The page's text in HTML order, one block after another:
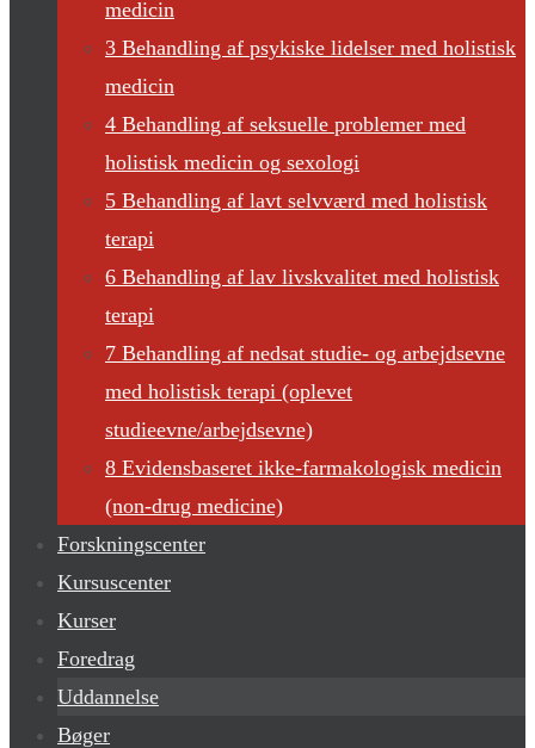
medicin
3 Behandling af psykiske lidelser med holistisk
medicin
4 Behandling af seksuelle problemer med
holistisk medicin og sexologi
5 Behandling af lavt selvværd med holistisk
terapi
6 Behandling af lav livskvalitet med holistisk
terapi
7 Behandling af nedsat studie- og arbejdsevne
med holistisk terapi (oplevet
studieevne/arbejdsevne)
8 Evidensbaseret ikke-farmakologisk medicin
(non-drug medicine)
Forskningscenter
Kursuscenter
Kurser
Foredrag
Uddannelse
Bøger